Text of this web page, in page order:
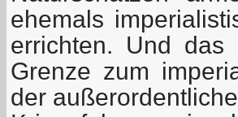
ehemals
errichten. Und das
Grenze zum
der